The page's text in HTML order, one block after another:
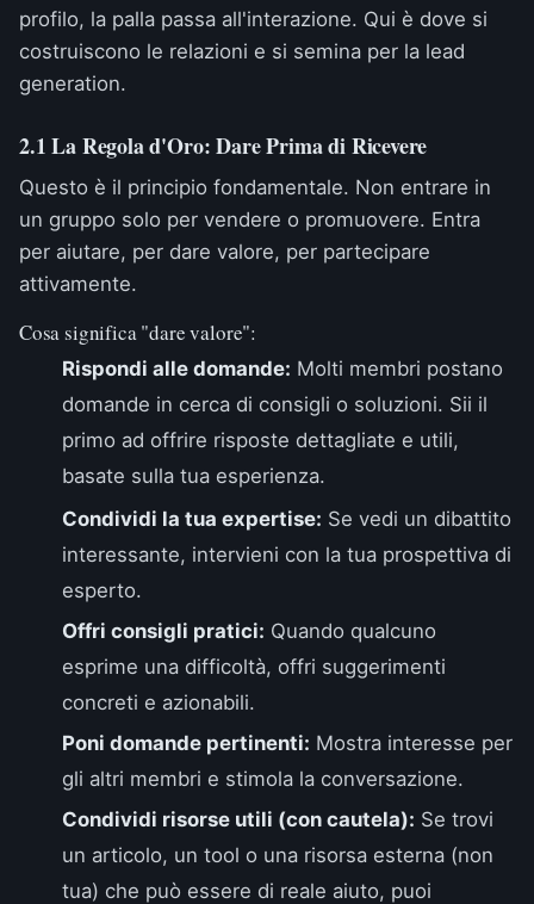
profilo, la palla passa all'interazione. Qui è dove si
costruiscono le relazioni e si semina per la lead
generation.
2.1 La Regola d'Oro: Dare Prima di Ricevere
Questo è il principio fondamentale. Non entrare in
un gruppo solo per vendere o promuovere. Entra
per aiutare, per dare valore, per partecipare
attivamente.
Cosa significa "dare valore":
Rispondi alle domande: Molti membri postano
domande in cerca di consigli o soluzioni. Sii il
primo ad offrire risposte dettagliate e utili,
basate sulla tua esperienza.
Condividi la tua expertise: Se vedi un dibattito
interessante, intervieni con la tua prospettiva di
esperto.
Offri consigli pratici: Quando qualcuno
esprime una difficoltà, offri suggerimenti
concreti e azionabili.
Poni domande pertinenti: Mostra interesse per
gli altri membri e stimola la conversazione.
Condividi risorse utili (con cautela): Se trovi
un articolo, un tool o una risorsa esterna (non
tua) che può essere di reale aiuto, puoi